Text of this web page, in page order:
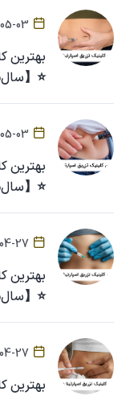
03
بهترین
⭐【سال1405】
03
بهترین
⭐【سال1405】
27
بهترین
⭐【سال1405】
27
بهترین